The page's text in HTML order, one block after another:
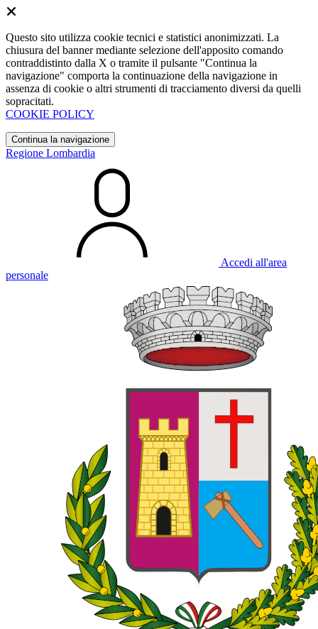
Questo sito utilizza cookie tecnici e statistici anonimizzati. La
chiusura del banner mediante selezione dell'apposito comando
contraddistinto dalla X o tramite il pulsante "Continua la
navigazione" comporta la continuazione della navigazione in
assenza di cookie o altri strumenti di tracciamento diversi da quelli
sopracitati.
COOKIE POLICY
Continua la navigazione
Regione Lombardia
Accedi all'area
personale